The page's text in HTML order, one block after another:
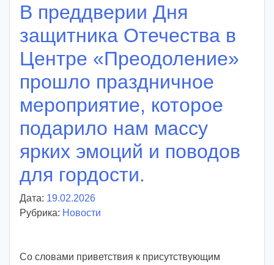
d
d
y
В преддверии Дня
защитника Отечества в
Центре «Преодоление»
прошло праздничное
мероприятие, которое
подарило нам массу
ярких эмоций и поводов
для гордости.
Дата: 19.02.2026
в
р
Рубрика: Новости
Со словами приветствия к присутствующим